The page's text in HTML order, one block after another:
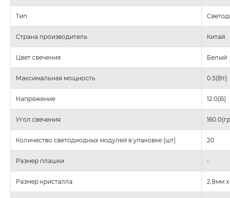
Тип
Страна производитель Китай
Цвет свечения Белый
Максимальная мощность 0.5(Вт)
Напряжение 12.0(В)
Угол свечения
Количество светодиодных модулей в упаковке (шт) 20
Размер плашки -
Размер кристалла 2,8мм